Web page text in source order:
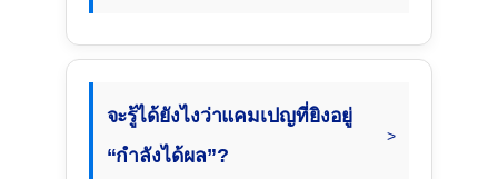
จะรู้ได้ยังไงว่าแคมเปญที่ยิงอยู่
“กำลังได้ผล”?